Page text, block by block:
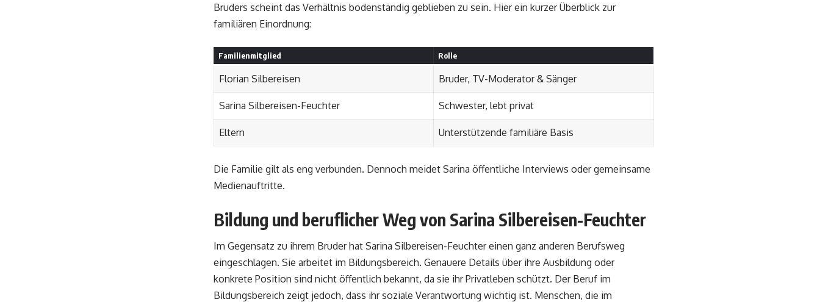
Bruders scheint das Verhältnis bodenständig geblieben zu sein. Hier ein kurzer Überblick zur
familiären Einordnung:
Familienmitglied Rolle
Florian Silbereisen Bruder, TV-Moderator & Sänger
Sarina Silbereisen-Feuchter Schwester, lebt privat
Eltern Unterstützende familiäre Basis
Die Familie gilt als eng verbunden. Dennoch meidet Sarina öffentliche Interviews oder gemeinsame
Medienauftritte.
Bildung und beruflicher Weg von Sarina Silbereisen-Feuchter
Im Gegensatz zu ihrem Bruder hat Sarina Silbereisen-Feuchter einen ganz anderen Berufsweg
eingeschlagen. Sie arbeitet im Bildungsbereich. Genauere Details über ihre Ausbildung oder
konkrete Position sind nicht öffentlich bekannt, da sie ihr Privatleben schützt. Der Beruf im
Bildungsbereich zeigt jedoch, dass ihr soziale Verantwortung wichtig ist. Menschen, die im